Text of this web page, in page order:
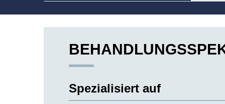
Spezialisiert auf